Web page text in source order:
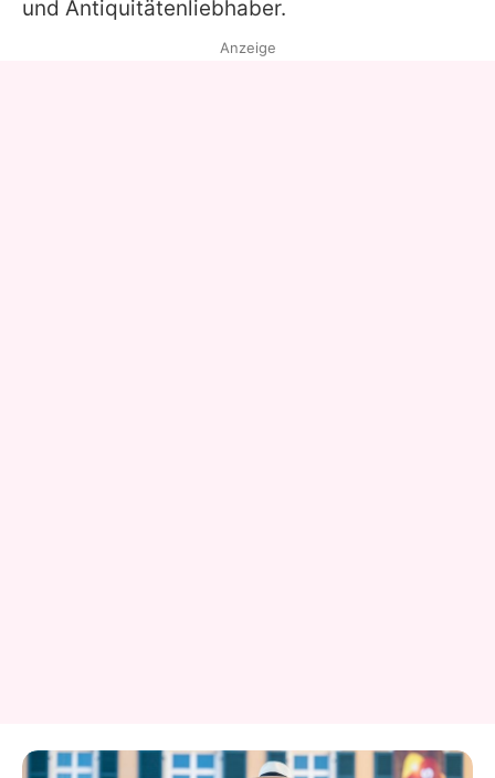
und Antiquitätenliebhaber.
Anzeige